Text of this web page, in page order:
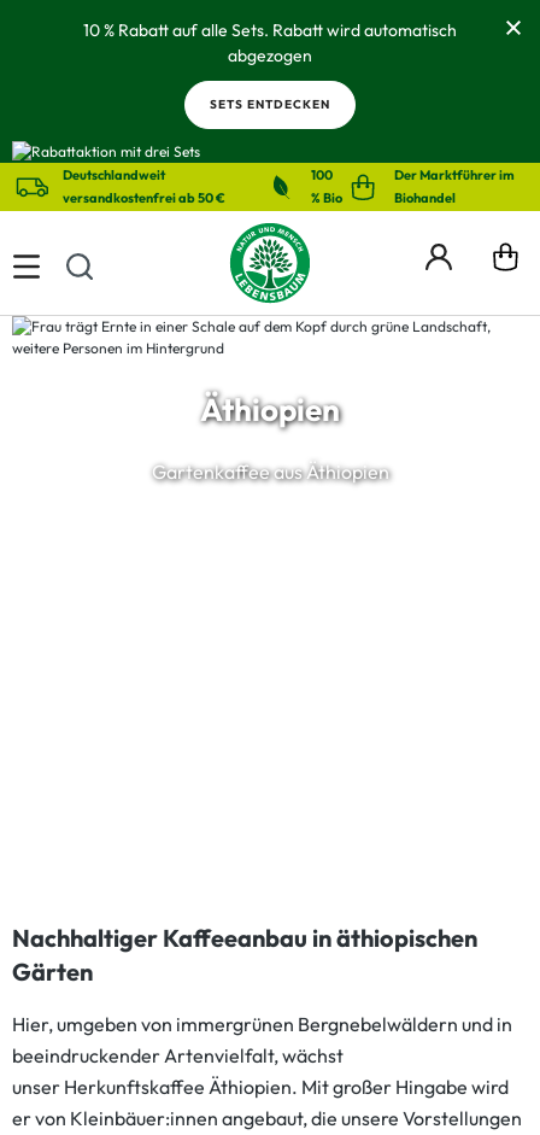
springen10 % Rabatt auf alle Sets. Rabatt wird automatisch
abgezogen
SETS ENTDECKEN
Deutschlandweit
versandkostenfrei ab 50 €
100
% Bio
Der Marktführer im
Biohandel
Äthiopien
Gartenkaffee aus Äthiopien
Nachhaltiger Kaffeeanbau in äthiopischen
Gärten
Hier, umgeben von immergrünen Bergnebelwäldern und in
beeindruckender Artenvielfalt, wächst
unser Herkunftskaffee Äthiopien. Mit großer Hingabe wird
er von Kleinbäuer:innen angebaut, die unsere Vorstellungen